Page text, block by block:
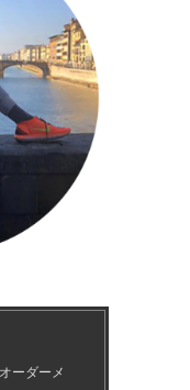
ーダーメ